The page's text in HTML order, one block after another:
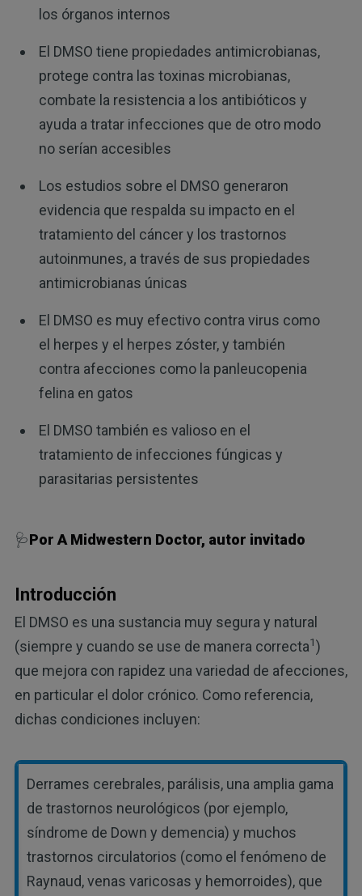
los órganos internos
El DMSO tiene propiedades antimicrobianas,
protege contra las toxinas microbianas,
combate la resistencia a los antibióticos y
ayuda a tratar infecciones que de otro modo
no serían accesibles
Los estudios sobre el DMSO generaron
evidencia que respalda su impacto en el
tratamiento del cáncer y los trastornos
autoinmunes, a través de sus propiedades
antimicrobianas únicas
El DMSO es muy efectivo contra virus como
el herpes y el herpes zóster, y también
contra afecciones como la panleucopenia
felina en gatos
El DMSO también es valioso en el
tratamiento de infecciones fúngicas y
parasitarias persistentes
🩺Por A Midwestern Doctor, autor invitado
Introducción
El DMSO es una sustancia muy segura y natural
(siempre y cuando se use de manera correcta1)
que mejora con rapidez una variedad de afecciones,
en particular el dolor crónico. Como referencia,
dichas condiciones incluyen:
Derrames cerebrales, parálisis, una amplia gama
de trastornos neurológicos (por ejemplo,
síndrome de Down y demencia) y muchos
trastornos circulatorios (como el fenómeno de
Raynaud, venas varicosas y hemorroides), que